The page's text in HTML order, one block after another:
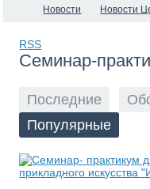
Новости Новости
RSS
Семинар-
Последние
Популярные